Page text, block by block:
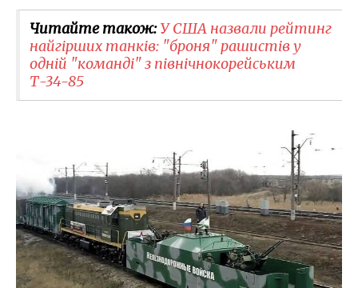
Читайте також:У США назвали рейтинг
найгірших танків: "броня" рашистів у
одній "команді" з північнокорейським
Т-34-85